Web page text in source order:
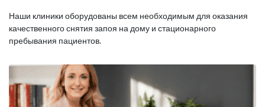
Наши клиники оборудованы всем необходимым для оказания
качественного снятия запоя на дому и стационарного
пребывания пациентов.